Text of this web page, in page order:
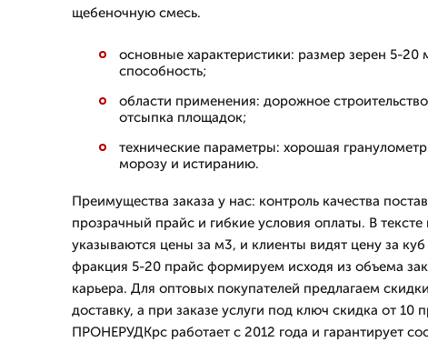
щебеночную смесь.
основные характеристики: размер зерен 5-20
способность;
области применения: дорожное
отсыпка площадок;
технические параметры: хорошая
морозу и истиранию.
Преимущества заказа у нас: контроль качества
прозрачный прайс и гибкие условия оплаты. В тексте
указываются цены за м3, и клиенты видят цену за
фракция 5-20 прайс формируем исходя из объема
карьера. Для оптовых покупателей предлагаем
доставку, а при заказе услуги под ключ скидка от 10
ПРОНЕРУДКрс работает с 2012 года и гарантирует